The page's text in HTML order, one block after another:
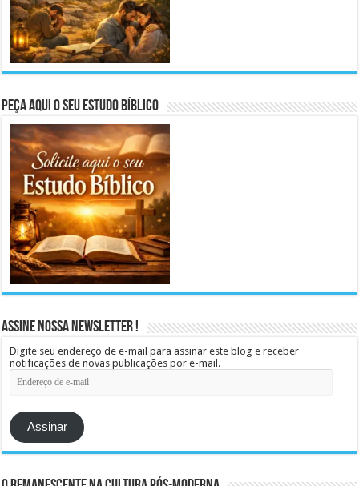
Peça aqui o seu Estudo Bíblico
Assine Nossa Newsletter !
Digite seu endereço de e-mail para assinar este blog e receber
notificações de novas publicações por e-mail.
Endereço
de
e-
mail
Assinar